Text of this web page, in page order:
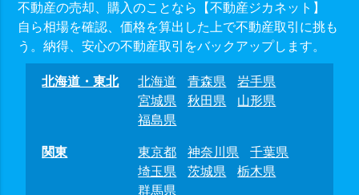
不動産の売却、購入のことなら【不動産ジカネット】
自ら相場を確認、価格を算出した上で不動産取引に挑も
う。納得、安心の不動産取引をバックアップします。
北海道・東北 北海道 青森県
岩手県
宮城県
秋田県
山形県
福島県
関東
東京都 神奈川県
千葉県
埼玉県
茨城県
栃木県
群馬県